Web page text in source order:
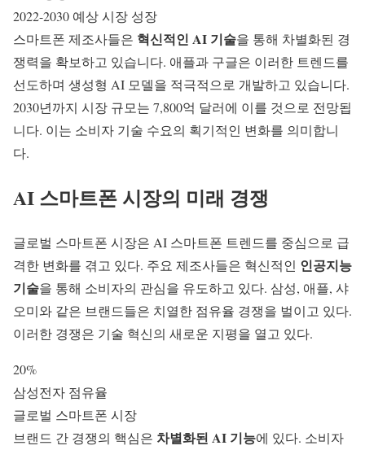
2022-2030 예상 시장 성장
스마트폰 제조사들은 혁신적인 AI 기술을 통해 차별화된 경
쟁력을 확보하고 있습니다. 애플과 구글은 이러한 트렌드를
선도하며 생성형 AI 모델을 적극적으로 개발하고 있습니다.
2030년까지 시장 규모는 7,800억 달러에 이를 것으로 전망됩
니다. 이는 소비자 기술 수요의 획기적인 변화를 의미합니
다.
AI 스마트폰 시장의 미래 경쟁
글로벌 스마트폰 시장은 AI 스마트폰 트렌드를 중심으로 급
격한 변화를 겪고 있다. 주요 제조사들은 혁신적인 인공지능
기술을 통해 소비자의 관심을 유도하고 있다. 삼성, 애플, 샤
오미와 같은 브랜드들은 치열한 점유율 경쟁을 벌이고 있다.
이러한 경쟁은 기술 혁신의 새로운 지평을 열고 있다.
20%
삼성전자 점유율
글로벌 스마트폰 시장
브랜드 간 경쟁의 핵심은 차별화된 AI 기능에 있다. 소비자